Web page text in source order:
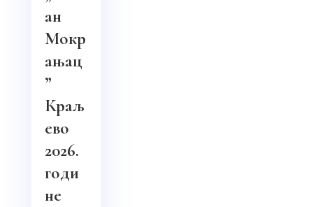
ан
Мокр
ањац
”
Краљ
ево
2026.
годи
не